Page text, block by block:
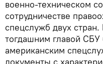
военно-техническом
сотрудничестве
спецслужб двух
тогдашним главой
американским
документы с